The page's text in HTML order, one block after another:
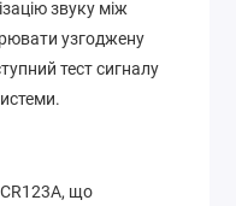
звуку між
узгоджену
тест сигналу
що